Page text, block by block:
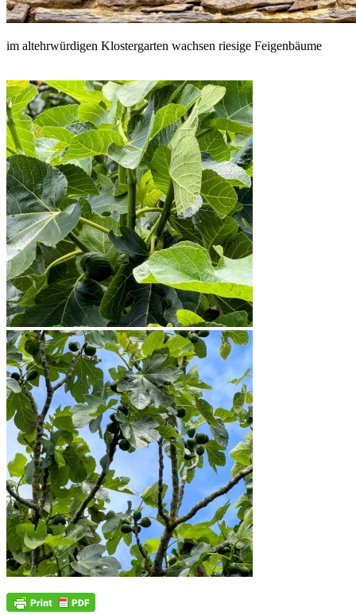
im altehrwürdigen Klostergarten wachsen riesige Feigenbäume